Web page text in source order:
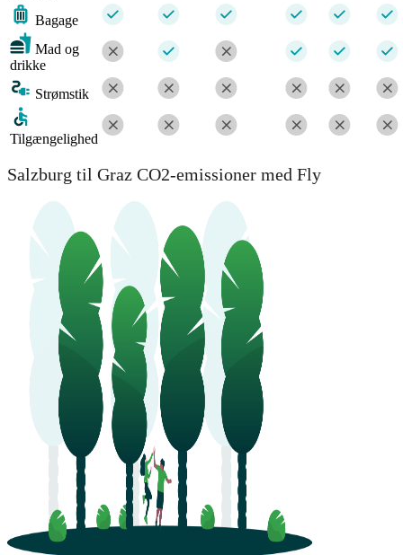
Bagage
Mad og
drikke
Strømstik
Tilgængelighed
Salzburg til Graz CO2-emissioner med Fly